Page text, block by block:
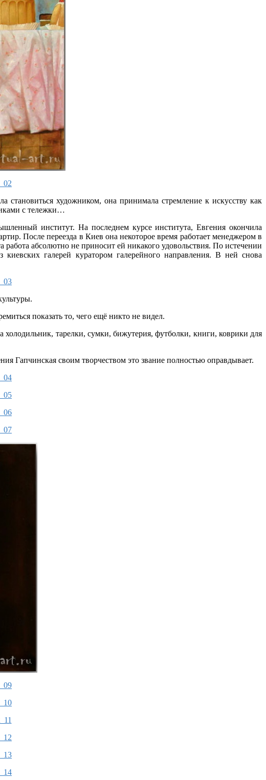
художником, она принимала стремление к искусству как
с тележки…
институт. На последнем курсе института, Евгения окончила
После переезда в Киев она некоторое время работает менеджером в
абсолютно не приносит ей никакого удовольствия. По истечении
галерей куратором галерейного направления. В ней снова
показать то, чего ещё никто не видел.
тарелки, сумки, бижутерия, футболки, книги, коврики для
Гапчинская своим творчеством это звание полностью оправдывает.